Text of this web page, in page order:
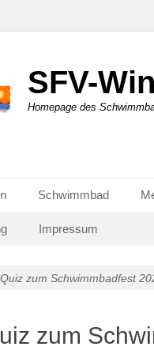
SFV-
Homepage des
Schwimmbad
Impressum
zum Schwimmbadfest
zum